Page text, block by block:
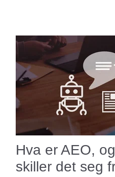
Hva er AEO,
skiller det seg